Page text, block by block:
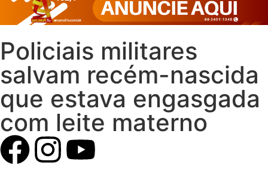
Policiais militares
salvam recém-nascida
que estava engasgada
com leite materno